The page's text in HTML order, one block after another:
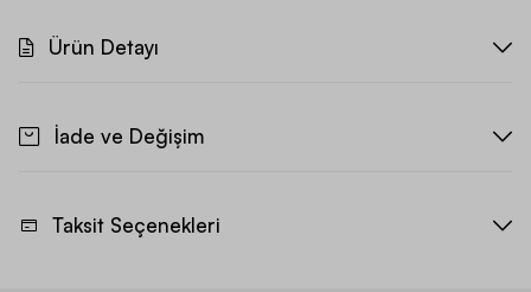
Ürün Detayı
İade ve Değişim
Taksit Seçenekleri